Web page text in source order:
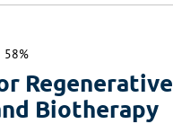
58%
Regenerative
Biotherapy